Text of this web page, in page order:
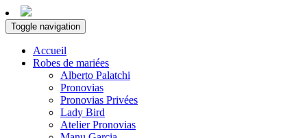
Toggle navigation
Accueil
Robes de mariées
Alberto Palatchi
Pronovias
Pronovias Privées
Lady Bird
Atelier Pronovias